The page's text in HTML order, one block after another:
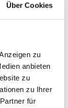
Über Cookies
zu
anbieten
zu
zu Ihrer
für